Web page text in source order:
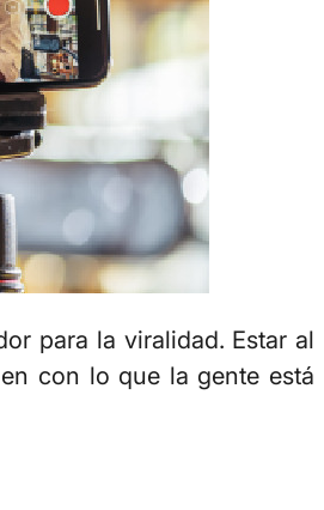
para la viralidad. Estar al
con lo que la gente está